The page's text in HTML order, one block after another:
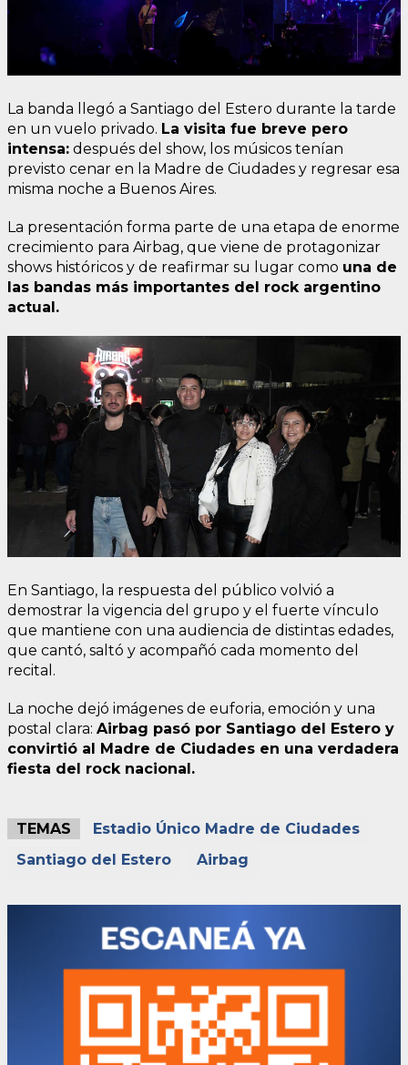
La banda llegó a Santiago del Estero durante la tarde
en un vuelo privado. La visita fue breve pero
intensa: después del show, los músicos tenían
previsto cenar en la Madre de Ciudades y regresar esa
misma noche a Buenos Aires.
La presentación forma parte de una etapa de enorme
crecimiento para Airbag, que viene de protagonizar
shows históricos y de reafirmar su lugar como una de
las bandas más importantes del rock argentino
actual.
En Santiago, la respuesta del público volvió a
demostrar la vigencia del grupo y el fuerte vínculo
que mantiene con una audiencia de distintas edades,
que cantó, saltó y acompañó cada momento del
recital.
La noche dejó imágenes de euforia, emoción y una
postal clara: Airbag pasó por Santiago del Estero y
convirtió al Madre de Ciudades en una verdadera
fiesta del rock nacional.
TEMAS
Estadio Único Madre de Ciudades
Santiago del Estero
Airbag